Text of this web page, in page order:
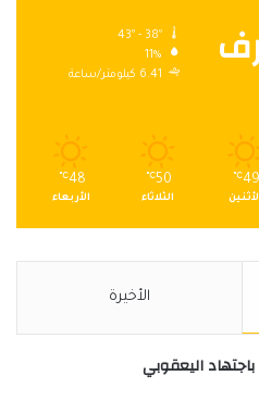
11%
6.41 كيلومتر/ساعة
49
℃
50
℃
الثلاثاء
48
℃
الأربعاء
الأخيرة
اليعقوبي